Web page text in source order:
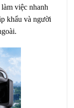
việc nhanh
khẩu và người